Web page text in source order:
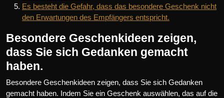
Es besteht die Gefahr, dass das besondere Geschenk nicht
den Erwartungen des Empfängers entspricht.
Besondere Geschenkideen zeigen,
dass Sie sich Gedanken gemacht
haben.
Besondere Geschenkideen zeigen, dass Sie sich Gedanken
gemacht haben. Indem Sie ein Geschenk auswählen, das auf die